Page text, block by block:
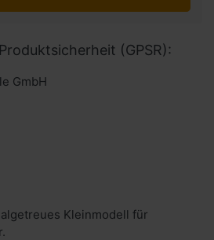
(GPSR):
GmbH
Kleinmodell für